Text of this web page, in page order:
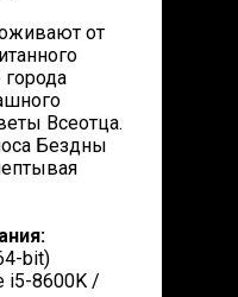
от
Всеотца.
Бездны
bit)
i5-8600K /